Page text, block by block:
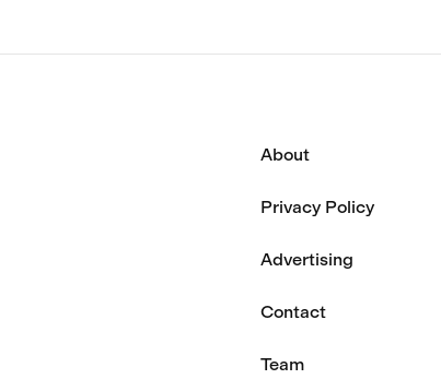
About
Privacy Policy
Advertising
Contact
Team